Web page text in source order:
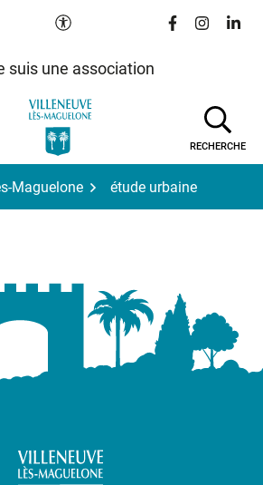
Paramètres d'accessibilité
Lien vers le
Lien vers
Lien
suis une association
RECHERCHE
Maguelone étude urbaine